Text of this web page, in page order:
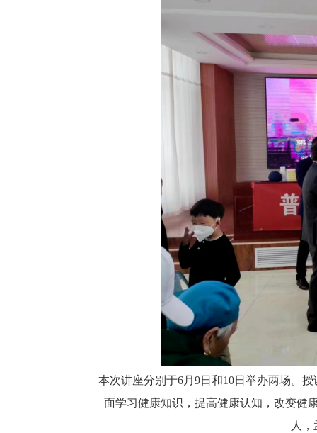
本次讲座分别于6月9日和10日举办两场。
面学习健康知识，提高健康认知，改变健
人